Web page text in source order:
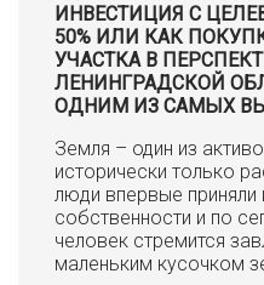
ИНВЕСТИЦИЯ С
50% ИЛИ КАК
УЧАСТКА В
ЛЕНИНГРАДСКОЙ
ОДНИМ ИЗ САМЫХ
Земля – один из
исторически только
люди впервые приняли
собственности и по
человек стремится
маленьким кусочком